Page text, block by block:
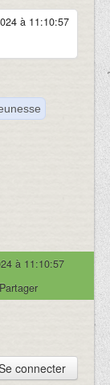
à 11:10:57
à 11:10:57
Partager
connecter